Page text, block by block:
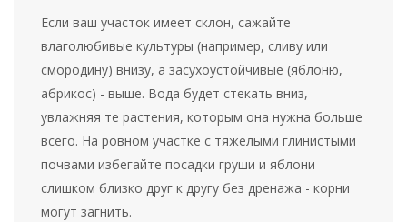
Если ваш участок имеет склон, сажайте
влаголюбивые культуры (например, сливу или
смородину) внизу, а засухоустойчивые (яблоню,
абрикос) - выше. Вода будет стекать вниз,
увлажняя те растения, которым она нужна больше
всего. На ровном участке с тяжелыми глинистыми
почвами избегайте посадки груши и яблони
слишком близко друг к другу без дренажа - корни
могут загнить.